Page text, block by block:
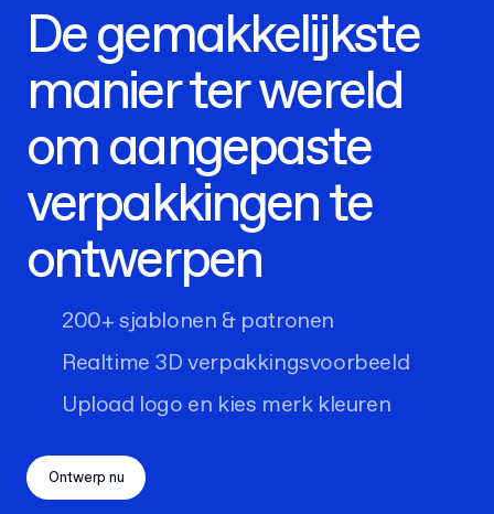
De gemakkelijkste
manier ter wereld
om aangepaste
verpakkingen te
ontwerpen
200+ sjablonen & patronen
Realtime 3D verpakkingsvoorbeeld
Upload logo en kies merk kleuren
Ontwerp nu